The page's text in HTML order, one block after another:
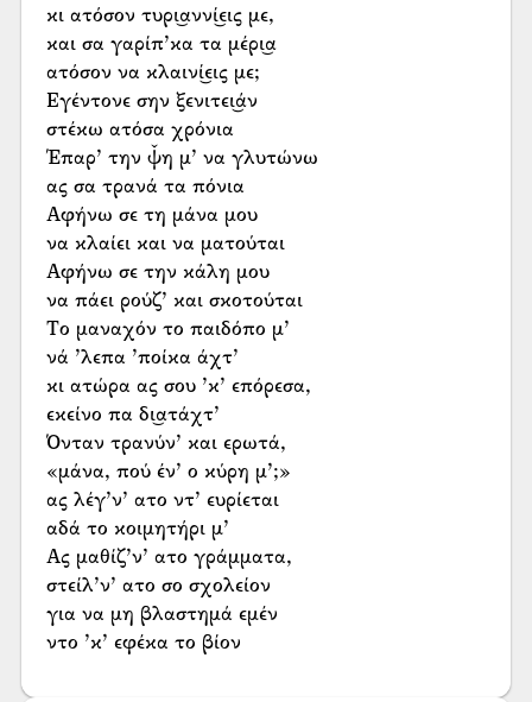
κι ατόσον τυρι͜αννί͜εις με,
και σα γαρίπ’κα τα μέρι͜α
ατόσον να κλαινί͜εις με;
Εγέντονε σην ξενιτει͜άν
στέκω ατόσα χρόνια
Έπαρ’ την ψ̌η μ’ να γλυτώνω
ας σα τρανά τα πόνια
Αφήνω σε τη μάνα μου
να κλαίει και να ματούται
Αφήνω σε την κάλη μου
να πάει ρούζ’ και σκοτούται
Το μαναχόν το παιδόπο μ’
νά ’λεπα ’ποίκα άχτ’
κι ατώρα ας σου ’κ’ επόρεσα,
εκείνο πα δι͜ατάχτ’
Όνταν τρανύν’ και ερωτά,
«μάνα, πού έν’ ο κύρη μ’;»
ας λέγ’ν’ ατο ντ’ ευρίεται
αδά το κοιμητήρι μ’
Ας μαθίζ’ν’ ατο γράμματα,
στείλ’ν’ ατο σο σχολείον
για να μη βλαστημά εμέν
ντο ’κ’ εφέκα το βίον